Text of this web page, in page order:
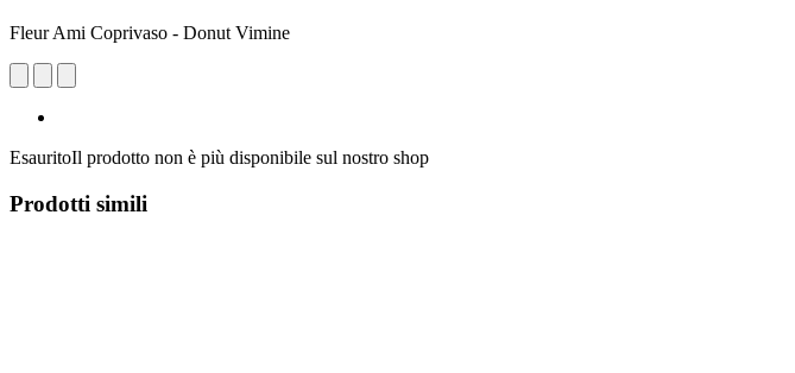
Fleur Ami Coprivaso - Donut Vimine
EsauritoIl prodotto non è più disponibile sul nostro shop
Prodotti simili